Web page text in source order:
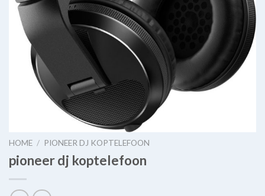
HOME / PIONEER DJ KOPTELEFOON
pioneer dj koptelefoon